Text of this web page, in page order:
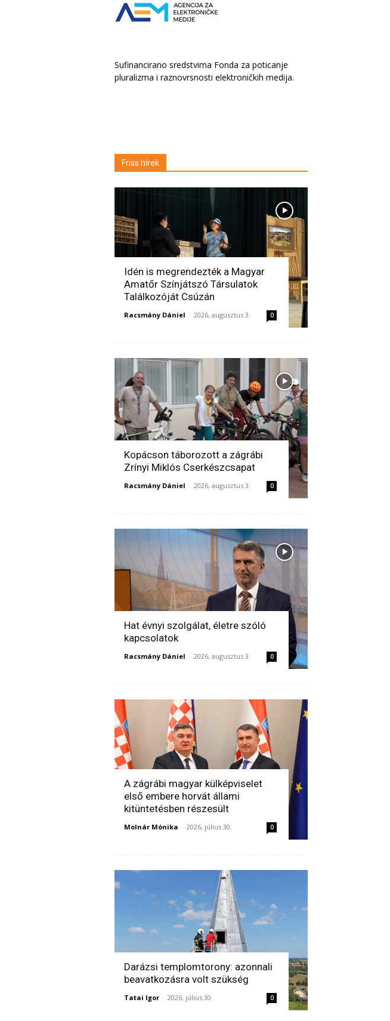
Sufinancirano sredstvima Fonda za poticanje
pluralizma i raznovrsnosti elektroničkih medija.
Friss hírek
Idén is megrendezték a Magyar
Amatőr Színjátszó Társulatok
Találkozóját Csúzán
Racsmány Dániel - 2026, augusztus 3. 0
Kopácson táborozott a zágrábi
Zrínyi Miklós Cserkészcsapat
Racsmány Dániel - 2026, augusztus 3. 0
Hat évnyi szolgálat, életre szóló
kapcsolatok
Racsmány Dániel - 2026, augusztus 3. 0
A zágrábi magyar külképviselet
első embere horvát állami
kitüntetésben részesült
Molnár Mónika - 2026, július 30. 0
Darázsi templomtorony: azonnali
beavatkozásra volt szükség
Tatai Igor - 2026, július 30. 0